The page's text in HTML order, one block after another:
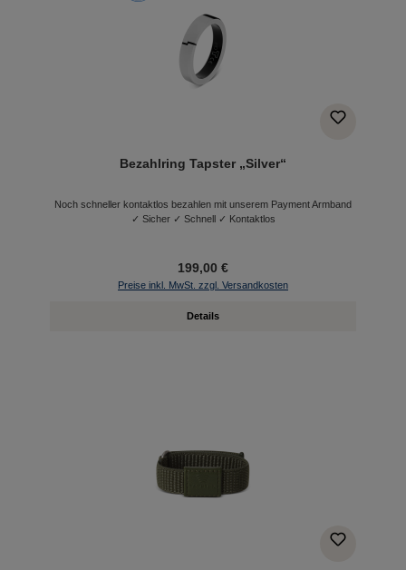
Bezahlring Tapster „Silver“
Noch schneller kontaktlos bezahlen mit unserem Payment Armband
✓ Sicher ✓ Schnell ✓ Kontaktlos
199,00 €
Preise inkl. MwSt. zzgl. Versandkosten
Details